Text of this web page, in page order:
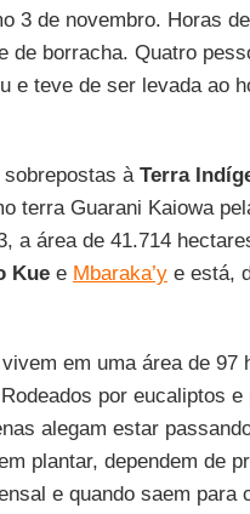
3 de novembro. Horas
de borracha. Quatro
e teve de ser levada ao
à Terra
terra Guarani Kaiowa
a área de 41.714
Kuee Mbaraka’ye está,
em uma área de 97
por eucaliptos e
alegam estar
plantar, dependem de
e quando saem para